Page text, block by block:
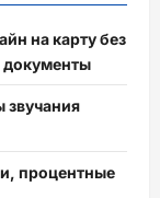
на карту без
документы
звучания
процентные